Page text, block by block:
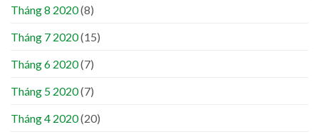
Tháng 8 2020(8)
Tháng 7 2020(15)
Tháng 6 2020(7)
Tháng 5 2020(7)
Tháng 4 2020(20)